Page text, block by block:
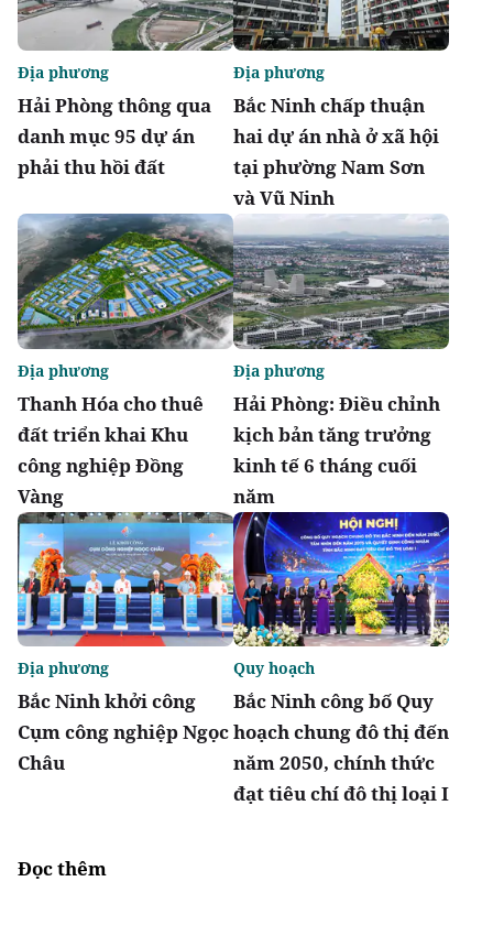
Hải Phòng thông qua
danh mục 95 dự án
phải thu hồi đất
Địa phương
Bắc Ninh chấp thuận
hai dự án nhà ở xã hội
tại phường Nam Sơn
và Vũ Ninh
Địa phương
Thanh Hóa cho thuê
đất triển khai Khu
công nghiệp Đồng
Vàng
Địa phương
Hải Phòng: Điều chỉnh
kịch bản tăng trưởng
kinh tế 6 tháng cuối
năm
Địa phương
Bắc Ninh khởi công
Cụm công nghiệp Ngọc
Châu
Địa phương
Bắc Ninh công bố Quy
hoạch chung đô thị đến
năm 2050, chính thức
đạt tiêu chí đô thị loại I
Quy hoạch
Đọc thêm